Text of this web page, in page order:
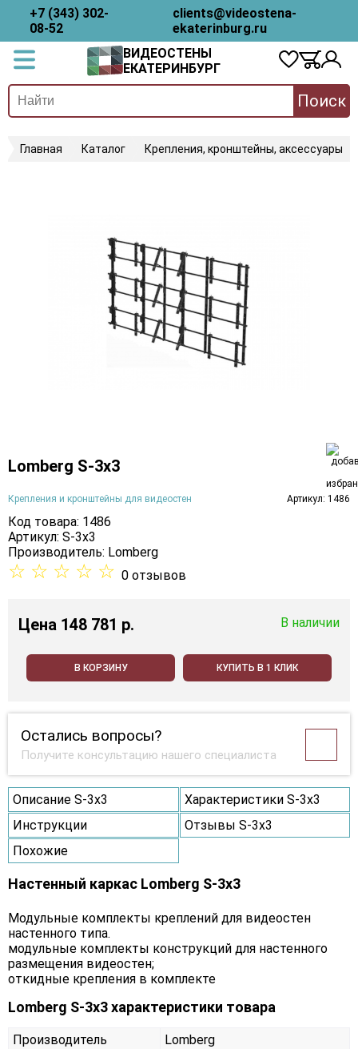
+7 (343) 302-
08-52
clients@videostena-
ekaterinburg.ru
ВИДЕОСТЕНЫ
ЕКАТЕРИНБУРГ
Поиск
Главная Каталог Крепления, кронштейны, аксессуары
Lomberg S-3х3
Крепления и кронштейны для видеостен Артикул: 1486
Код товара: 1486
Артикул: S-3х3
Производитель: Lomberg
☆ ☆ ☆ ☆ ☆ 0 отзывов
Цена 148 781 p. В наличии
В КОРЗИНУ КУПИТЬ В 1 КЛИК
Остались вопросы?
Получите консультацию нашего специалиста
Описание S-3х3
Характеристики S-3х3
Инструкции
Отзывы S-3х3
Похожие
Настенный каркас Lomberg S-3х3
Модульные комплекты креплений для видеостен
настенного типа.
модульные комплекты конструкций для настенного
размещения видеостен;
откидные крепления в комплекте
Lomberg S-3х3 характеристики товара
Производитель
Lomberg